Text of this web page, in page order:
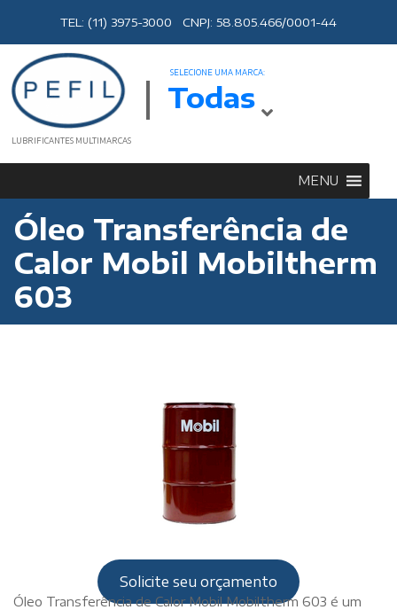
TEL: (11) 3975-3000 CNPJ: 58.805.466/0001-44
LUBRIFICANTES MULTIMARCAS
SELECIONE UMA MARCA:
Todas
MENU
Óleo Transferência de
Calor Mobil Mobiltherm
603
Solicite seu orçamento
Óleo Transferência de Calor Mobil Mobiltherm 603 é um